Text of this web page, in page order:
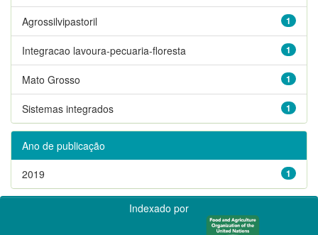
1
Agrossilvipastoril
1
Integracao lavoura-pecuaria-floresta
1
Mato Grosso
1
Sistemas integrados
Ano de publicação
1
2019
Indexado por